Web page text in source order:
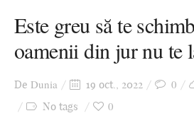
Stari
Zice
Cursuri
Este greu să te
oamenii din jur nu te
De Dunia 19 oct., 2022 0
No tags 0